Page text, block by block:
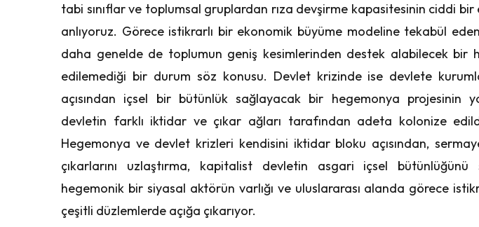
tabi sınıflar ve toplumsal gruplardan rıza devşirme kapasitesinin ciddi bir
anlıyoruz. Görece istikrarlı bir ekonomik büyüme modeline tekabül
daha genelde de toplumun geniş kesimlerinden destek alabilecek bir
edilemediği bir durum söz konusu. Devlet krizinde ise devlete
açısından içsel bir bütünlük sağlayacak bir hegemonya projesinin
devletin farklı iktidar ve çıkar ağları tarafından adeta kolonize
Hegemonya ve devlet krizleri kendisini iktidar bloku açısından,
çıkarlarını uzlaştırma, kapitalist devletin asgari içsel
hegemonik bir siyasal aktörün varlığı ve uluslararası alanda görece
çeşitli düzlemlerde açığa çıkarıyor.